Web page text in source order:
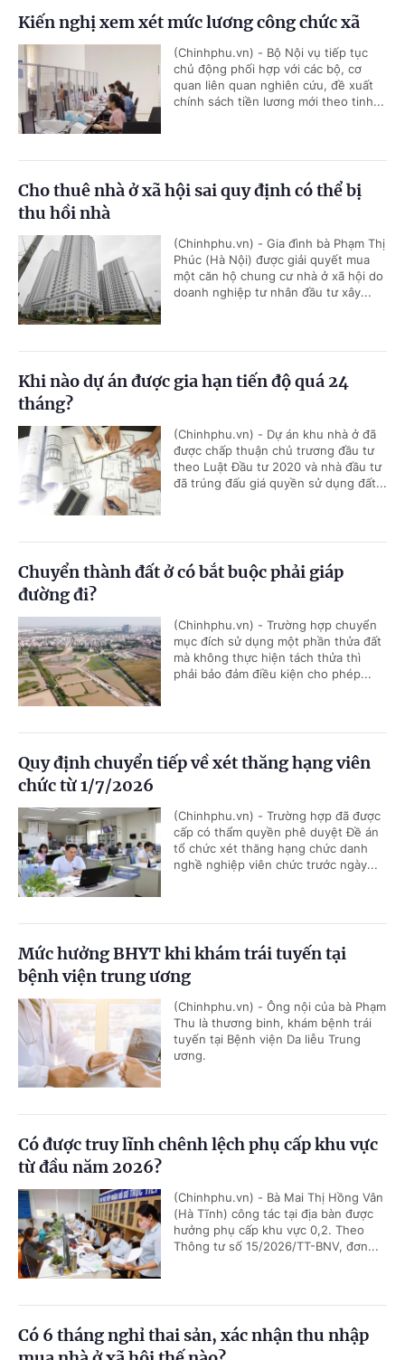
Kiến nghị xem xét mức lương công chức xã
(Chinhphu.vn) - Bộ Nội vụ tiếp tục
chủ động phối hợp với các bộ, cơ
quan liên quan nghiên cứu, đề xuất
chính sách tiền lương mới theo tinh...
Cho thuê nhà ở xã hội sai quy định có thể bị
thu hồi nhà
(Chinhphu.vn) - Gia đình bà Phạm Thị
Phúc (Hà Nội) được giải quyết mua
một căn hộ chung cư nhà ở xã hội do
doanh nghiệp tư nhân đầu tư xây...
Khi nào dự án được gia hạn tiến độ quá 24
tháng?
(Chinhphu.vn) - Dự án khu nhà ở đã
được chấp thuận chủ trương đầu tư
theo Luật Đầu tư 2020 và nhà đầu tư
đã trúng đấu giá quyền sử dụng đất...
Chuyển thành đất ở có bắt buộc phải giáp
đường đi?
(Chinhphu.vn) - Trường hợp chuyển
mục đích sử dụng một phần thửa đất
mà không thực hiện tách thửa thì
phải bảo đảm điều kiện cho phép...
Quy định chuyển tiếp về xét thăng hạng viên
chức từ 1/7/2026
(Chinhphu.vn) - Trường hợp đã được
cấp có thẩm quyền phê duyệt Đề án
tổ chức xét thăng hạng chức danh
nghề nghiệp viên chức trước ngày...
Mức hưởng BHYT khi khám trái tuyến tại
bệnh viện trung ương
(Chinhphu.vn) - Ông nội của bà Phạm
Thu là thương binh, khám bệnh trái
tuyến tại Bệnh viện Da liễu Trung
ương.
Có được truy lĩnh chênh lệch phụ cấp khu vực
từ đầu năm 2026?
(Chinhphu.vn) - Bà Mai Thị Hồng Vân
(Hà Tĩnh) công tác tại địa bàn được
hưởng phụ cấp khu vực 0,2. Theo
Thông tư số 15/2026/TT-BNV, đơn...
Có 6 tháng nghỉ thai sản, xác nhận thu nhập